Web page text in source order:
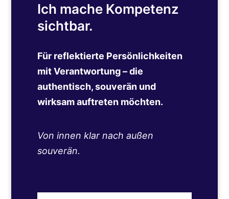
Ich mache Kompetenz
sichtbar.
Für reflektierte Persönlichkeiten
mit Verantwortung – die
authentisch, souverän und
wirksam auftreten möchten.
Von innen klar nach außen
souverän.